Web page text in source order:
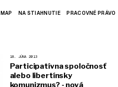
MAP NA STIAHNUTIE PRACOVNÉ PRÁVO
18. JÚNA 2013
Participatívna spoločnosť
alebo libertínsky
komunizmus? - nová